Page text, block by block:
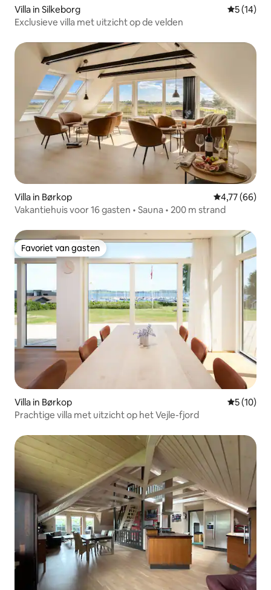
Villa in Silkeborg
5 (14)
Exclusieve villa met uitzicht op de velden
Villa in Børkop Gemiddelde
4,77 (66)
Vakantiehuis voor 16 gasten • Sauna • 200 m strand
Favoriet van gasten
Favoriet van gasten
Villa in Børkop
5 (10)
Prachtige villa met uitzicht op het Vejle-fjord